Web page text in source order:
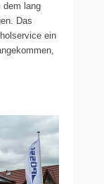
dem lang
Das
ein